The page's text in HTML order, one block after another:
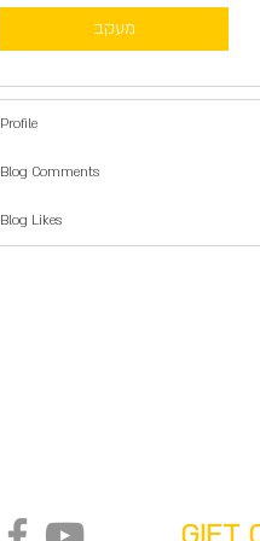
מעקב
Profile
Blog Comments
Blog Likes